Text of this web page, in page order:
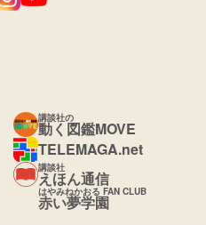
講談社の
動く図鑑MOVE
TELEMAGA.net
講談社
えほん通信
はやみねかおる FAN CLUB
赤い夢学園